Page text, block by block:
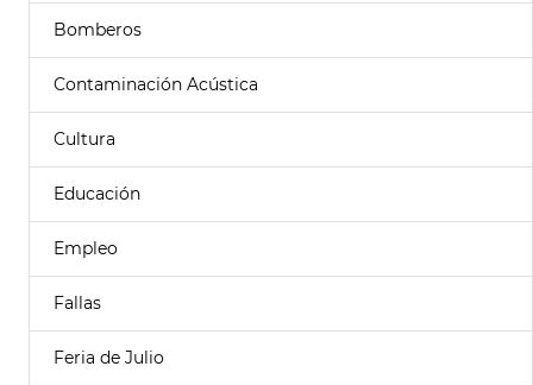
Bomberos
Contaminación Acústica
Cultura
Educación
Empleo
Fallas
Feria de Julio